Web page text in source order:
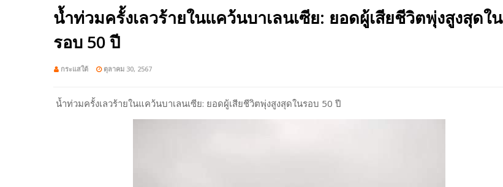
น้ำท่วมครั้งเลวร้ายในแคว้นบาเลนเซีย: ยอดผู้เสียชีวิตพุ่งสูงสุดใน
รอบ 50 ปี
กระแสใต้ ตุลาคม 30, 2567
น้ำท่วมครั้งเลวร้ายในแคว้นบาเลนเซีย: ยอดผู้เสียชีวิตพุ่งสูงสุดในรอบ 50 ปี